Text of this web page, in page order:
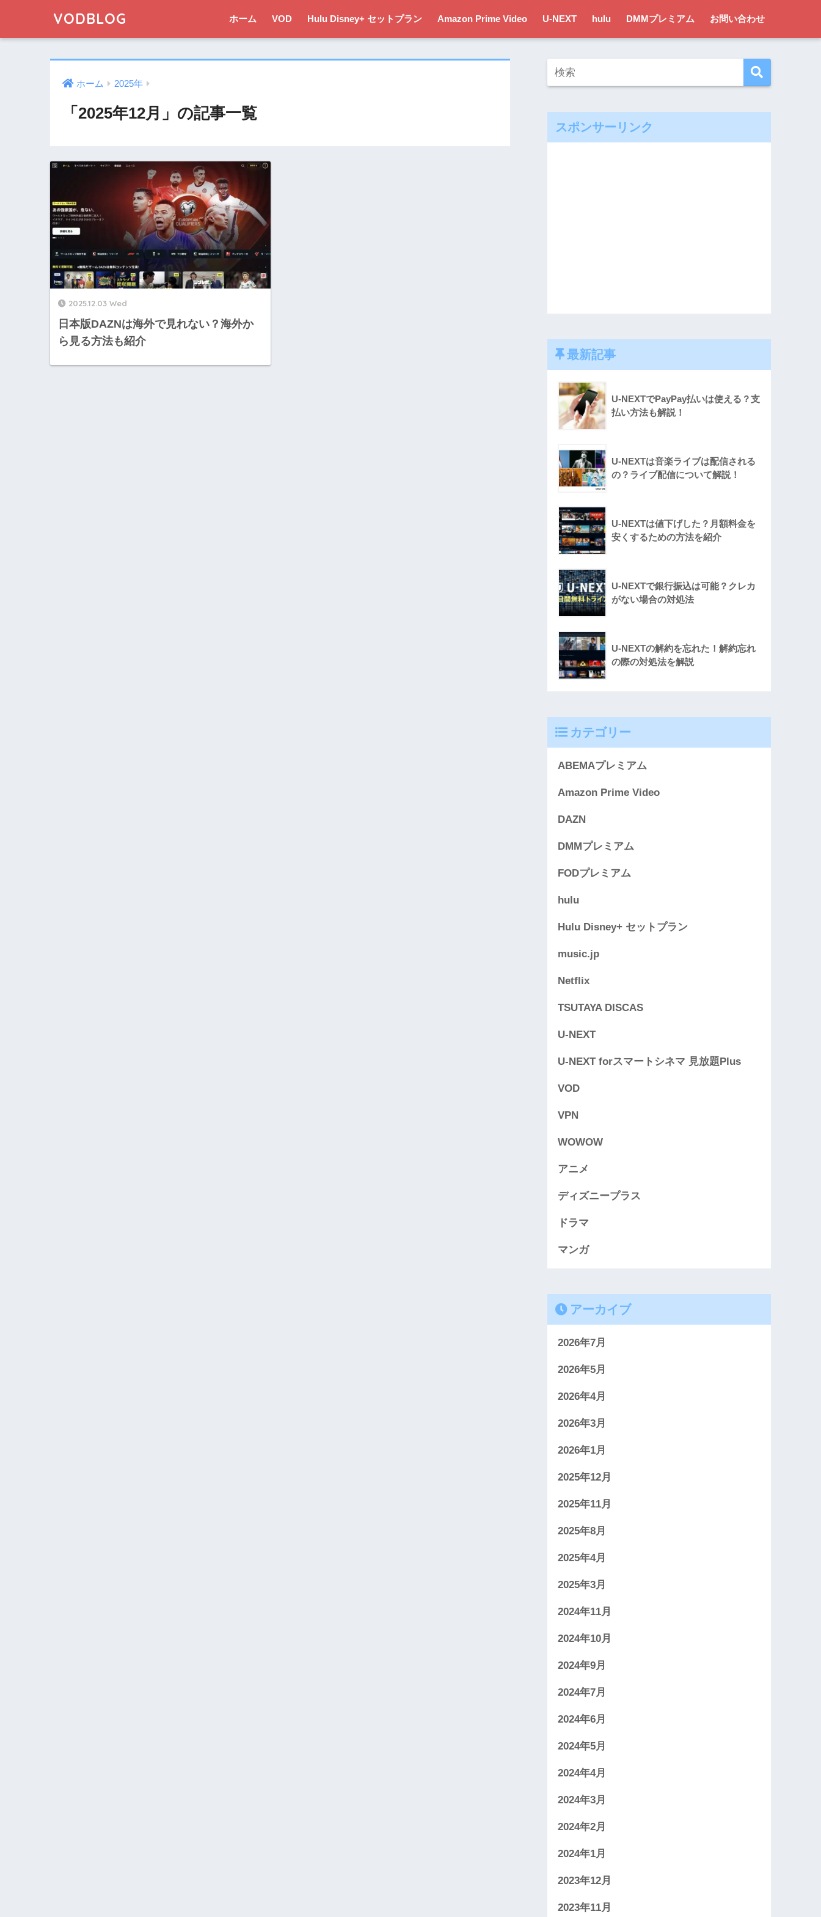
VODBLOG ホーム VOD Hulu Disney+ セットプラン Amazon Prime Video U-NEXT hulu DMMプレミアム お問い合わせ
ホーム 2025年
「2025年12月」の記事一覧
2025.12.03 Wed
日本版DAZNは海外で見れない？海外か
ら見る方法も紹介
スポンサーリンク
最新記事
U-NEXTでPayPay払いは使える？支
払い方法も解説！
U-NEXTは音楽ライブは配信される
の？ライブ配信について解説！
U-NEXTは値下げした？月額料金を
安くするための方法を紹介
U-NEXTで銀行振込は可能？クレカ
がない場合の対処法
U-NEXTの解約を忘れた！解約忘れ
の際の対処法を解説
カテゴリー
ABEMAプレミアム
Amazon Prime Video
DAZN
DMMプレミアム
FODプレミアム
hulu
Hulu Disney+ セットプラン
music.jp
Netflix
TSUTAYA DISCAS
U-NEXT
U-NEXT forスマートシネマ 見放題Plus
VOD
VPN
WOWOW
アニメ
ディズニープラス
ドラマ
マンガ
アーカイブ
2026年7月
2026年5月
2026年4月
2026年3月
2026年1月
2025年12月
2025年11月
2025年8月
2025年4月
2025年3月
2024年11月
2024年10月
2024年9月
2024年7月
2024年6月
2024年5月
2024年4月
2024年3月
2024年2月
2024年1月
2023年12月
2023年11月